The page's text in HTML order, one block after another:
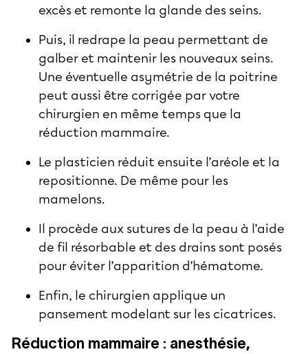
excès et remonte la glande des seins.
Puis, il redrape la peau permettant de
galber et maintenir les nouveaux seins.
Une éventuelle asymétrie de la poitrine
peut aussi être corrigée par votre
chirurgien en même temps que la
réduction mammaire.
Le plasticien réduit ensuite l’aréole et la
repositionne. De même pour les
mamelons.
Il procède aux sutures de la peau à l’aide
de fil résorbable et des drains sont posés
pour éviter l’apparition d’hématome.
Enfin, le chirurgien applique un
pansement modelant sur les cicatrices.
Réduction mammaire : anesthésie,